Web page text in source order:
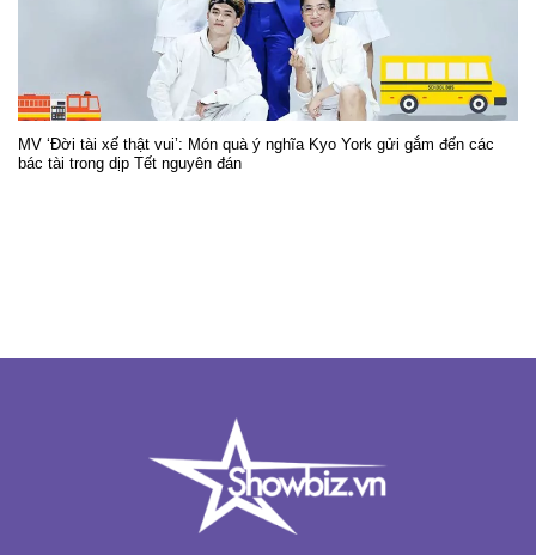
MV ‘Đời tài xế thật vui’: Món quà ý nghĩa Kyo York gửi gắm đến các
bác tài trong dịp Tết nguyên đán